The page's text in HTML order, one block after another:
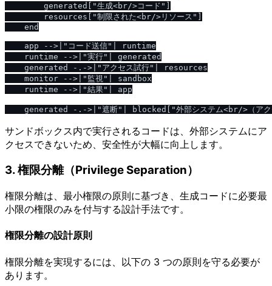
        generated["生成<br/>コード"]
        resources["制限された<br/>リソース"]
    end
    app -->|"コード送信"| runtime
    runtime -->|"実行"| generated
    generated -.->|"アクセス試行"| resources
    monitor -->|"監視"| sandbox
    runtime -->|"結果"| app
サンドボックス内で実行されるコードは、外部システムにア
クセスできないため、安全性が大幅に向上します。
3. 権限分離（Privilege Separation）
権限分離は、最小権限の原則に基づき、生成コードに必要最
小限の権限のみを付与する設計手法です。
権限分離の設計原則
権限分離を実現するには、以下の 3 つの原則を守る必要が
あります。